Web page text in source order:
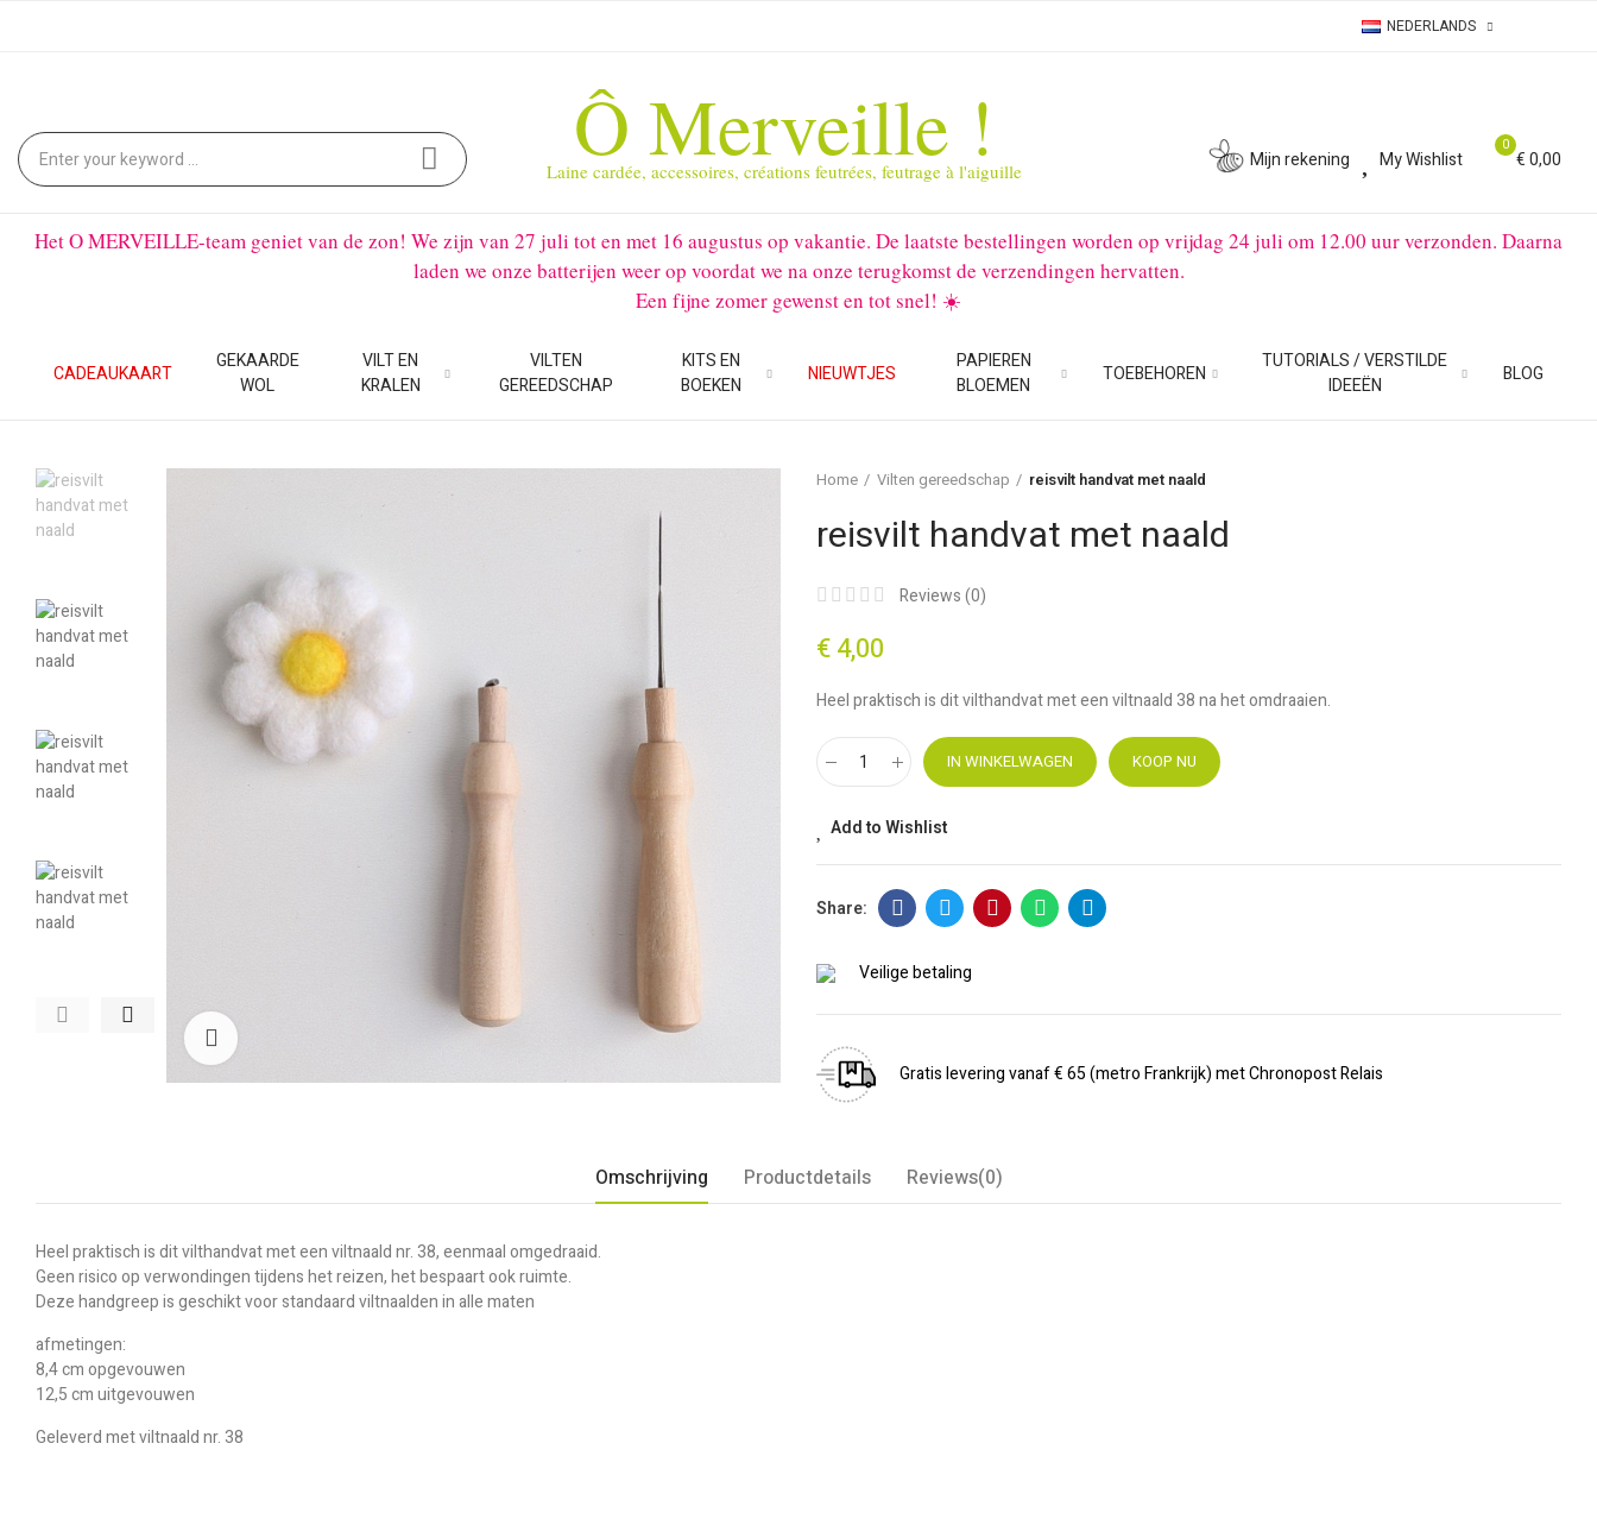
NEDERLANDS
Ô Merveille !
Laine cardée, accessoires, créations feutrées, feutrage à l'aiguille Mijn rekening My Wishlist
0
€ 0,00
Het O MERVEILLE-team geniet van de zon! We zijn van 27 juli tot en met 16 augustus op vakantie. De laatste bestellingen worden op vrijdag 24 juli om 12.00 uur verzonden. Daarna
laden we onze batterijen weer op voordat we na onze terugkomst de verzendingen hervatten.
Een fijne zomer gewenst en tot snel! ☀️
CADEAUKAART
GEKAARDE
WOL
VILT EN
KRALEN
VILTEN
GEREEDSCHAP
KITS EN
BOEKEN
NIEUWTJES
PAPIEREN
BLOEMEN
TOEBEHOREN
TUTORIALS / VERSTILDE
IDEEËN
BLOG
Home Vilten gereedschap reisvilt handvat met naald
reisvilt handvat met naald
Reviews (0)
€ 4,00
Heel praktisch is dit vilthandvat met een viltnaald 38 na het omdraaien.
IN WINKELWAGEN KOOP NU
Add to Wishlist
Veilige betaling
Gratis levering vanaf € 65 (metro Frankrijk) met Chronopost Relais
Omschrijving Productdetails Reviews(0)
Heel praktisch is dit vilthandvat met een viltnaald nr. 38, eenmaal omgedraaid.
Geen risico op verwondingen tijdens het reizen, het bespaart ook ruimte.
Deze handgreep is geschikt voor standaard viltnaalden in alle maten
afmetingen:
8,4 cm opgevouwen
12,5 cm uitgevouwen
Geleverd met viltnaald nr. 38